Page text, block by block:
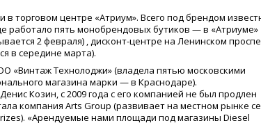
в торговом центре «Атриум». Всего под брендом
работало пять монобрендовых бутиков — в «Атриуме»
2 февраля) , дисконт-центре на Ленинском
в середине марта).
«Винтаж Технолоджи»(владела пятью московскими
магазина марки — в Краснодаре).
Козин, с 2009 года с его компанией не был продлен
компания Arts Group (развивает на местном рынке
«Арендуемые нами площади под магазины Diesel